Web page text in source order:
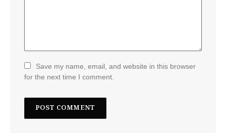
Save my name, email, and website in this browser
for the next time I comment.